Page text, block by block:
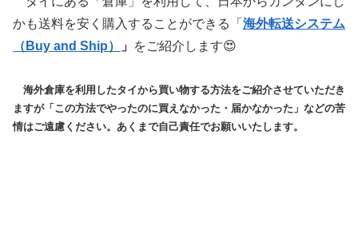
かも送料を安く購入することができる「 海外転送システム
（Buy and Ship）
」 をご紹介します😍
海外倉庫を利用したタイから買い物する方法をご紹介させていただき
ますが「この方法でやったのに買えなかった・届かなかった」などの苦
情はご遠慮ください。あくまで自己責任でお願いいたします。